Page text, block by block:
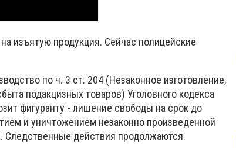
изъятую продукция. Сейчас полицейские
по ч. 3 ст. 204 (Незаконное изготовление,
подакцизных товаров) Уголовного кодекса
фигуранту - лишение свободы на срок до
и уничтожением незаконно произведенной
Следственные действия продолжаются.